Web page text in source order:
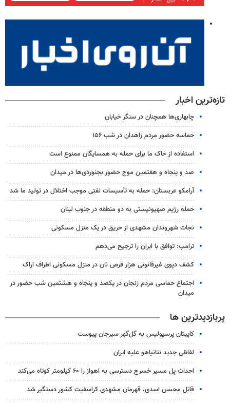
تازه‌ترین اخبار
چابهاری‌ها همچنان در سنگر خیابان
حماسه حضور مردم زاهدان در شب ۱۵۶
استفاده از خاک ما برای حمله به همسایگان ممنوع است
صد و پنجاه و هفتمین موج حضور بجنوردی‌ها در میدان
آرامکو عربستان: حمله به تأسیسات نفتی موجب اختلال در تولید ما شد
حمله رژیم صهیونیستی به دو منطقه در جنوب لبنان
نجات شهروندان مشهدی از حریق در یک منزل مسکونی
ترامپ: توافق با ایران را ترجیح می‌دهم
کشف دپوی غیرقانونی هزار قرص نان در منزل مسکونی اطراف اراک
اجتماع حماسی مردم زنجان در یکصد و پنجاه و هشتمین شب حضور در
میدان
پربازدیدترین ها
کاپیتان پرسپولیس به گل‌گهر سیرجان پیوست
لفاظی جدید نتانیاهو علیه ایران
احداث پل مسیر خسرج دسترسی به اهواز را ۶۰ کیلومتر کوتاه می‌کند
قاتل محسن اسدی، قهرمان مشهدی کراسفیت کشور دستگیر شد